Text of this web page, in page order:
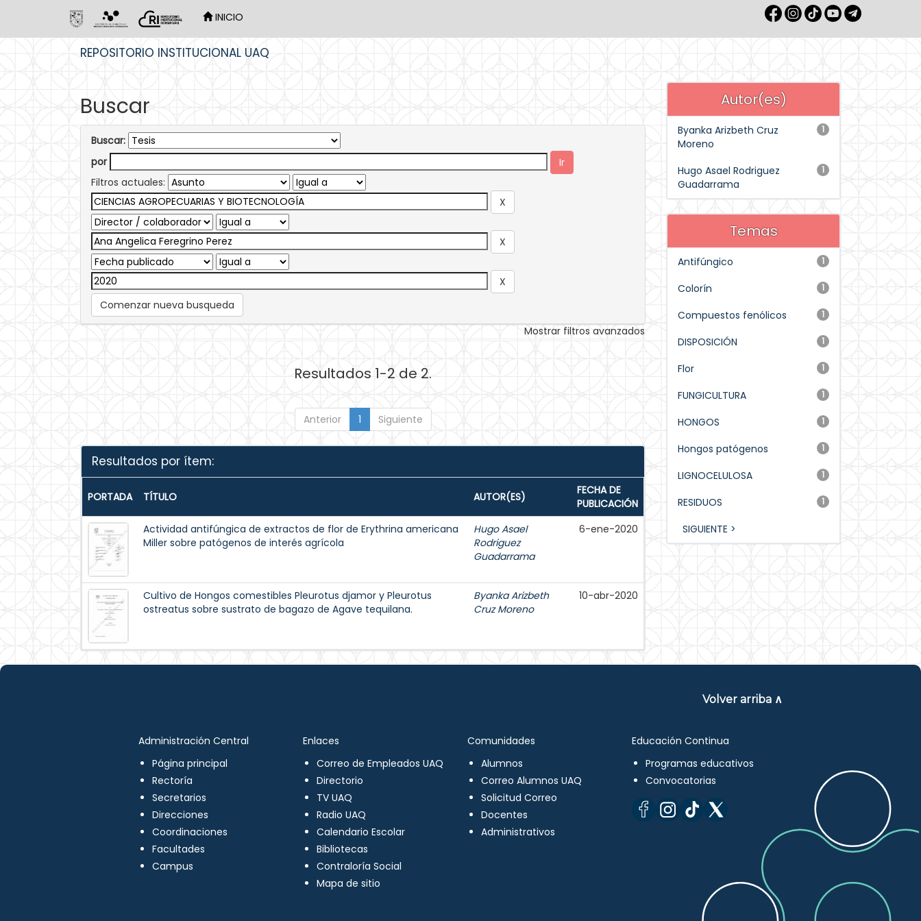
INICIO
REPOSITORIO INSTITUCIONAL UAQ
Buscar
Buscar:
por
Filtros actuales:
Comenzar nueva busqueda
Mostrar filtros avanzados
Resultados 1-2 de 2.
Anterior 1 Siguiente
Resultados por ítem:
PORTADA TÍTULO AUTOR(ES)
FECHA DE
PUBLICACIÓN
Actividad antifúngica de extractos de flor de Erythrina americana
Miller sobre patógenos de interés agrícola
Hugo Asael
Rodriguez
Guadarrama
6-ene-2020
Cultivo de Hongos comestibles Pleurotus djamor y Pleurotus
ostreatus sobre sustrato de bagazo de Agave tequilana.
Byanka Arizbeth
Cruz Moreno
10-abr-2020
Autor(es)
1
Byanka Arizbeth Cruz
Moreno
1
Hugo Asael Rodriguez
Guadarrama
Temas
1
Antifúngico
1
Colorín
1
Compuestos fenólicos
1
DISPOSICIÓN
1
Flor
1
FUNGICULTURA
1
HONGOS
1
Hongos patógenos
1
LIGNOCELULOSA
1
RESIDUOS
SIGUIENTE >
Volver arriba ∧
Administración Central
Página principal
Rectoría
Secretarios
Direcciones
Coordinaciones
Facultades
Campus
Enlaces
Correo de Empleados UAQ
Directorio
TV UAQ
Radio UAQ
Calendario Escolar
Bibliotecas
Contraloría Social
Mapa de sitio
Comunidades
Alumnos
Correo Alumnos UAQ
Solicitud Correo
Docentes
Administrativos
Educación Continua
Programas educativos
Convocatorias